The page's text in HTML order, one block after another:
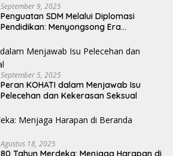
September 9, 2025
Penguatan SDM Melalui Diplomasi
Pendidikan: Menyongsong Era
September 5, 2025
Peran KOHATI dalam Menjawab Isu
Pelecehan dan Kekerasan Seksual
Agustus 18, 2025
80 Tahun Merdeka: Menjaga Harapan di